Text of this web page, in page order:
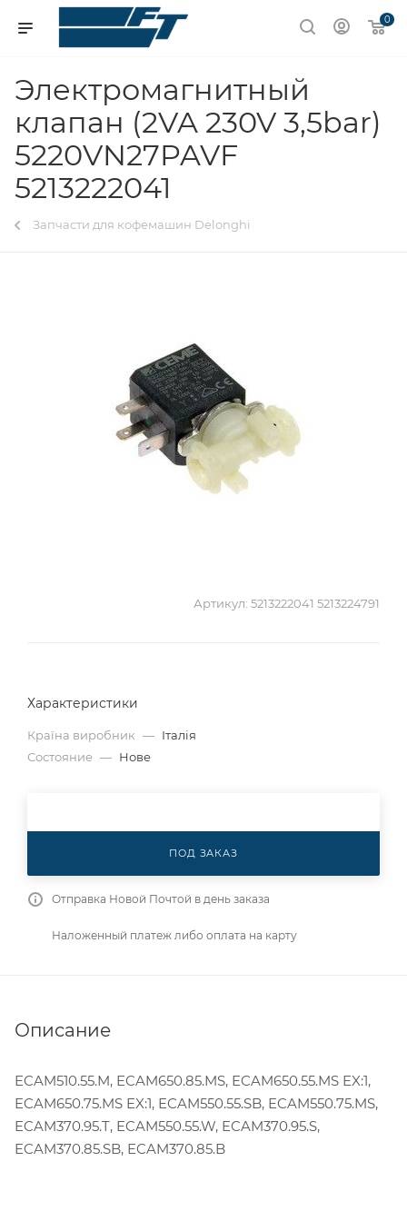
0
Электромагнитный
клапан (2VA 230V 3,5bar)
5220VN27PAVF
5213222041
Запчасти для кофемашин Delonghi
Артикул: 5213222041 5213224791
Характеристики
Країна виробник — Італія
Состояние — Нове
ПОД ЗАКАЗ
Отправка Новой Почтой в день заказа
Наложенный платеж либо оплата на карту
Описание
ECAM510.55.M, ECAM650.85.MS, ECAM650.55.MS EX:1,
ECAM650.75.MS EX:1, ECAM550.55.SB, ECAM550.75.MS,
ECAM370.95.T, ECAM550.55.W, ECAM370.95.S,
ECAM370.85.SB, ECAM370.85.B